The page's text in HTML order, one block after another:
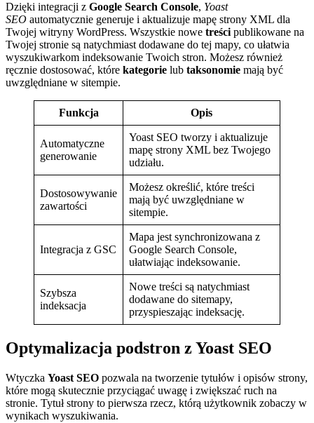
Dzięki integracji z Google Search Console, Yoast
SEO automatycznie generuje i aktualizuje mapę strony XML dla
Twojej witryny WordPress. Wszystkie nowe treści publikowane na
Twojej stronie są natychmiast dodawane do tej mapy, co ułatwia
wyszukiwarkom indeksowanie Twoich stron. Możesz również
ręcznie dostosować, które kategorie lub taksonomie mają być
uwzględniane w sitempie.
Funkcja Opis
Automatyczne
generowanie
Yoast SEO tworzy i aktualizuje
mapę strony XML bez Twojego
udziału.
Dostosowywanie
zawartości
Możesz określić, które treści
mają być uwzględniane w
sitempie.
Integracja z GSC
Mapa jest synchronizowana z
Google Search Console,
ułatwiając indeksowanie.
Szybsza
indeksacja
Nowe treści są natychmiast
dodawane do sitemapy,
przyspieszając indeksację.
Optymalizacja podstron z Yoast SEO
Wtyczka Yoast SEO pozwala na tworzenie tytułów i opisów strony,
które mogą skutecznie przyciągać uwagę i zwiększać ruch na
stronie. Tytuł strony to pierwsza rzecz, którą użytkownik zobaczy w
wynikach wyszukiwania.